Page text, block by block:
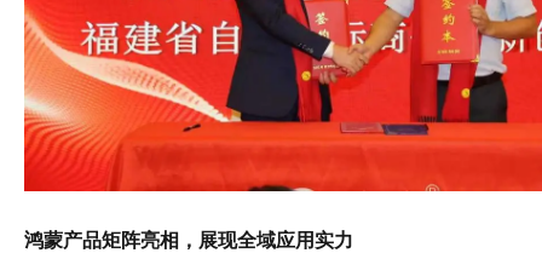
鸿蒙产品矩阵亮相，展现全域应用实力